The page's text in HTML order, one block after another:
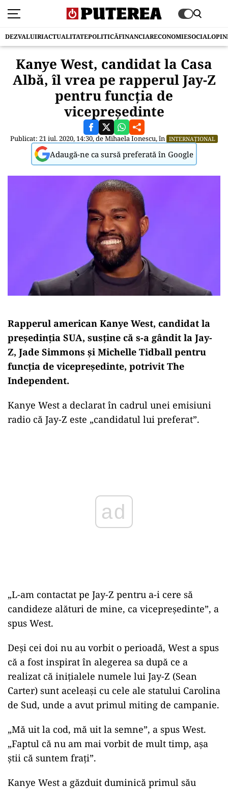
DEZVALUIRIACTUALITATEPOLITICĂFINANCIARECONOMIESOCIAL
Kanye West, candidat la Casa
Albă, îl vrea pe rapperul Jay-Z
pentru funcția de
vicepreședinte
Publicat: 21 iul. 2020, 14:30, deMihaela Ionescu, în INTERNAȚIONAL
Adaugă-ne ca sursă preferată în Google
Rapperul american Kanye West, candidat la
președinția SUA, susține că s-a gândit la Jay-
Z, Jade Simmons și Michelle Tidball pentru
funcția de vicepreședinte, potrivit The
Independent.
Kanye West a declarat în cadrul unei emisiuni
radio că Jay-Z este „candidatul lui preferat”.
„L-am contactat pe Jay-Z pentru a-i cere să
candideze alături de mine, ca vicepreședinte”, a
spus West.
Deși cei doi nu au vorbit o perioadă, West a spus
că a fost inspirat în alegerea sa după ce a
realizat că inițialele numele lui Jay-Z (Sean
Carter) sunt aceleași cu cele ale statului Carolina
de Sud, unde a avut primul miting de campanie.
„Mă uit la cod, mă uit la semne”, a spus West.
„Faptul că nu am mai vorbit de mult timp, așa
știi că suntem frați”.
Kanye West a găzduit duminică primul său